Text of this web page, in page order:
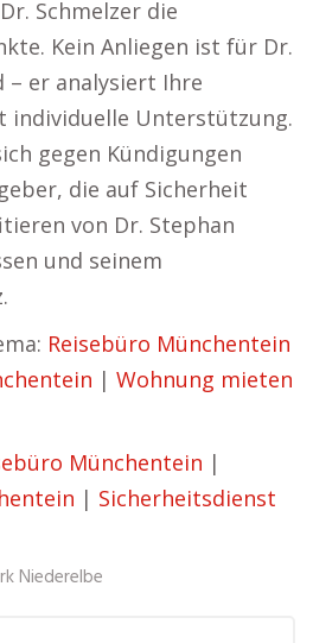
Schmelzer die
Kein Anliegen ist für Dr.
– er analysiert Ihre
individuelle Unterstützung.
gegen Kündigungen
die auf Sicherheit
von Dr. Stephan
und seinem
Reisebüro Münchentein
| Wohnung mieten
Münchentein |
| Sicherheitsdienst
Niederelbe